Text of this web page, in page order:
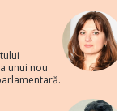
unui nou